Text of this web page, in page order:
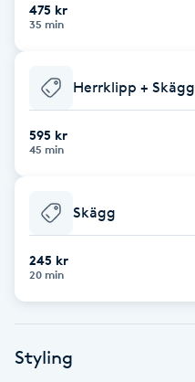
Cryoterapi
Damklippning
Diamantslipning
475 kr
35 min
Herrklipp + Skägg
595 kr
45 min
Skägg
245 kr
20 min
Styling